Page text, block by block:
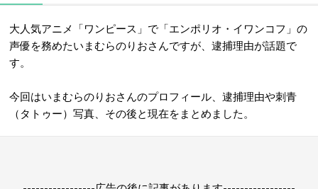
大人気アニメ「ワンピース」で「エンポリオ・イワンコフ」の
声優を務めたいまむらのりおさんですが、逮捕理由が話題で
す。
今回はいまむらのりおさんのプロフィール、逮捕理由や刺青
（タトゥー）写真、その後と現在をまとめました。